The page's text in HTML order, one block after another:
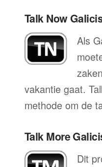
Talk Now
Als
vakantie gaat.
methode om de
Talk More
Dit